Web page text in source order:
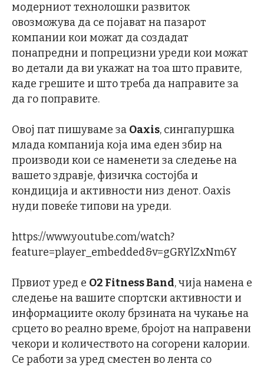
модерниот технолошки развиток
овозможува да се појават на пазарот
компании кои можат да создадат
понапредни и попрецизни уреди кои можат
во детали да ви укажат на тоа што правите,
каде грешите и што треба да направите за
да го поправите.
Овој пат пишуваме за Oaxis, сингапуршка
млада компанија која има еден збир на
производи кои се наменети за следење на
вашето здравје, физичка состојба и
кондиција и активности низ денот. Oaxis
нуди повеќе типови на уреди.
https://www.youtube.com/watch?
feature=player_embedded&v=gGRYlZxNm6Y
Првиот уред е O2 Fitness Band, чија намена е
следење на вашите спортски активности и
информациите околу брзината на чукање на
срцето во реално време, бројот на направени
чекори и количеството на согорени калории.
Се работи за уред сместен во лента со